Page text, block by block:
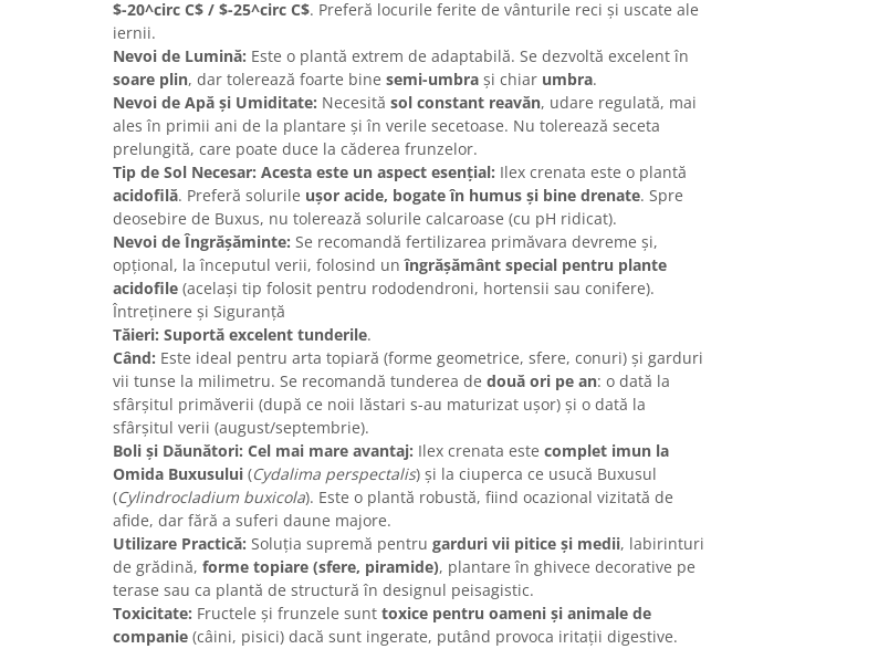
$-20^circ C$ / $-25^circ C$. Preferă locurile ferite de vânturile reci și uscate ale
iernii.
Nevoi de Lumină: Este o plantă extrem de adaptabilă. Se dezvoltă excelent în
soare plin, dar tolerează foarte bine semi-umbra și chiar umbra.
Nevoi de Apă și Umiditate: Necesită sol constant reavăn, udare regulată, mai
ales în primii ani de la plantare și în verile secetoase. Nu tolerează seceta
prelungită, care poate duce la căderea frunzelor.
Tip de Sol Necesar: Acesta este un aspect esențial: Ilex crenata este o plantă
acidofilă. Preferă solurile ușor acide, bogate în humus și bine drenate. Spre
deosebire de Buxus, nu tolerează solurile calcaroase (cu pH ridicat).
Nevoi de Îngrășăminte: Se recomandă fertilizarea primăvara devreme și,
opțional, la începutul verii, folosind unîngrășământ special pentru plante
acidofile (același tip folosit pentru rododendroni, hortensii sau conifere).
Întreținere și Siguranță
Tăieri: Suportă excelent tunderile.
Când: Este ideal pentru arta topiară (forme geometrice, sfere, conuri) și garduri
vii tunse la milimetru. Se recomandă tunderea de două ori pe an: o dată la
sfârșitul primăverii (după ce noii lăstari s-au maturizat ușor) și o dată la
sfârșitul verii (august/septembrie).
Boli și Dăunători: Cel mai mare avantaj: Ilex crenata este complet imun la
Omida Buxusului (Cydalima perspectalis) și la ciuperca ce usucă Buxusul
(Cylindrocladium buxicola). Este o plantă robustă, fiind ocazional vizitată de
afide, dar fără a suferi daune majore.
Utilizare Practică: Soluția supremă pentru garduri vii pitice și medii, labirinturi
de grădină, forme topiare (sfere, piramide), plantare în ghivece decorative pe
terase sau ca plantă de structură în designul peisagistic.
Toxicitate: Fructele și frunzele sunt toxice pentru oameni și animale de
companie (câini, pisici) dacă sunt ingerate, putând provoca iritații digestive.